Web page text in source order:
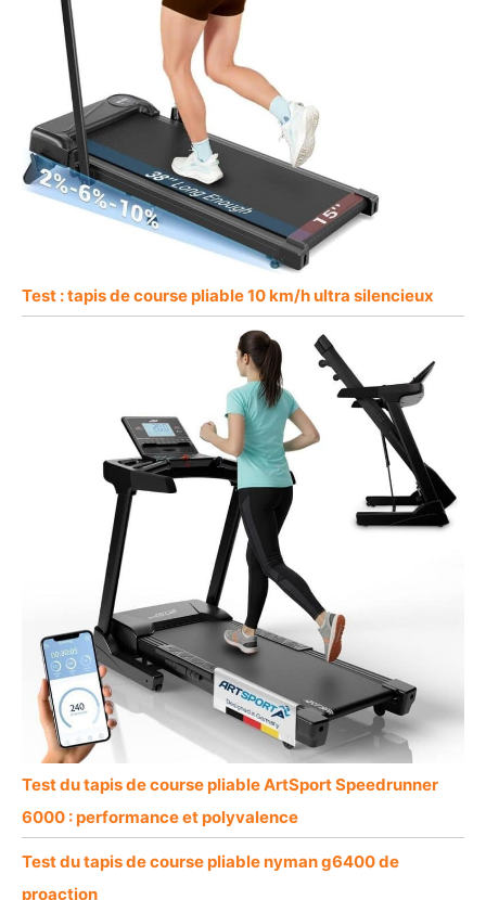
Test : tapis de course pliable 10 km/h ultra silencieux
Test du tapis de course pliable ArtSport Speedrunner
6000 : performance et polyvalence
Test du tapis de course pliable nyman g6400 de
proaction